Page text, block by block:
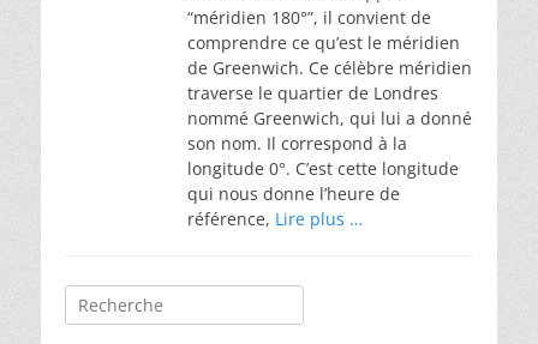
“méridien 180°”, il convient de
comprendre ce qu’est le méridien
de Greenwich. Ce célèbre méridien
traverse le quartier de Londres
nommé Greenwich, qui lui a donné
son nom. Il correspond à la
longitude 0°. C’est cette longitude
qui nous donne l’heure de
référence, Lire plus …
Rechercher :